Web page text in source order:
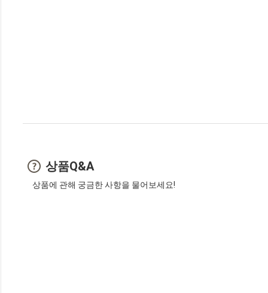
상품Q&A
상품에 관해 궁금한 사항을 물어보세요!